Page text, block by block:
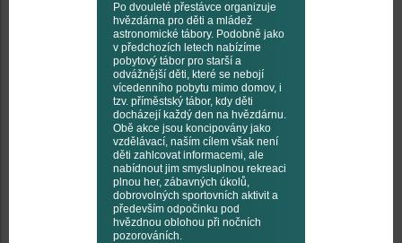
Po dvouleté přestávce organizuje
hvězdárna pro děti a mládež
astronomické tábory. Podobně jako
v předchozích letech nabízíme
pobytový tábor pro starší a
odvážnější děti, které se nebojí
vícedenního pobytu mimo domov, i
tzv. příměstský tábor, kdy děti
docházejí každý den na hvězdárnu.
Obě akce jsou koncipovány jako
vzdělávací, naším cílem však není
děti zahlcovat informacemi, ale
nabídnout jim smysluplnou rekreaci
plnou her, zábavných úkolů,
dobrovolných sportovních aktivit a
především odpočinku pod
hvězdnou oblohou při nočních
pozorováních.